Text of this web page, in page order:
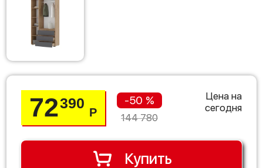
72390
Р
-50 %
144 780
Цена на
сегодня
Купить